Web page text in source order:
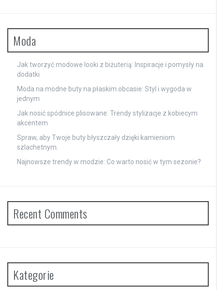
Moda
Jak tworzyć modowe looki z biżuterią: Inspiracje i pomysły na
dodatki
Moda na modne buty na płaskim obcasie: Styl i wygoda w
jednym
Jak nosić spódnice plisowane: Trendy stylizacje z kobiecym
akcentem
Spraw, aby Twoje buty błyszczały dzięki kamieniom
szlachetnym.
Najnowsze trendy w modzie: Co warto nosić w tym sezonie?
Recent Comments
Kategorie